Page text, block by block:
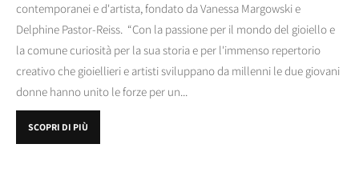
contemporanei e d'artista, fondato da Vanessa Margowski e
Delphine Pastor-Reiss. “Con la passione per il mondo del gioiello e
la comune curiosità per la sua storia e per l'immenso repertorio
creativo che gioiellieri e artisti sviluppano da millenni le due giovani
donne hanno unito le forze per un...
SCOPRI DI PIÙ